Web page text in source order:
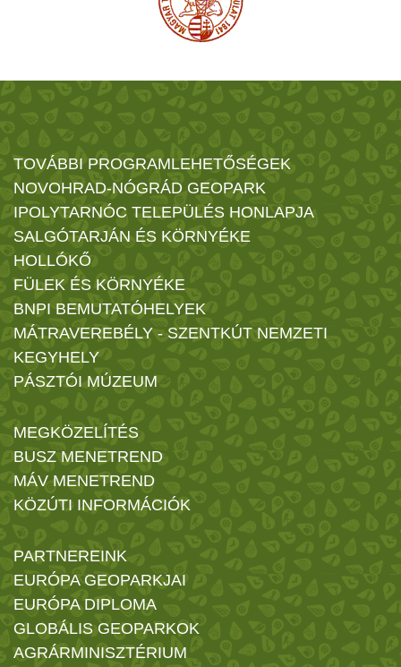
TOVÁBBI PROGRAMLEHETŐSÉGEK
NOVOHRAD-NÓGRÁD GEOPARK
IPOLYTARNÓC TELEPÜLÉS HONLAPJA
SALGÓTARJÁN ÉS KÖRNYÉKE
HOLLÓKŐ
FÜLEK ÉS KÖRNYÉKE
BNPI BEMUTATÓHELYEK
MÁTRAVEREBÉLY - SZENTKÚT NEMZETI
KEGYHELY
PÁSZTÓI MÚZEUM
MEGKÖZELÍTÉS
BUSZ MENETREND
MÁV MENETREND
KÖZÚTI INFORMÁCIÓK
PARTNEREINK
EURÓPA GEOPARKJAI
EURÓPA DIPLOMA
GLOBÁLIS GEOPARKOK
AGRÁRMINISZTÉRIUM